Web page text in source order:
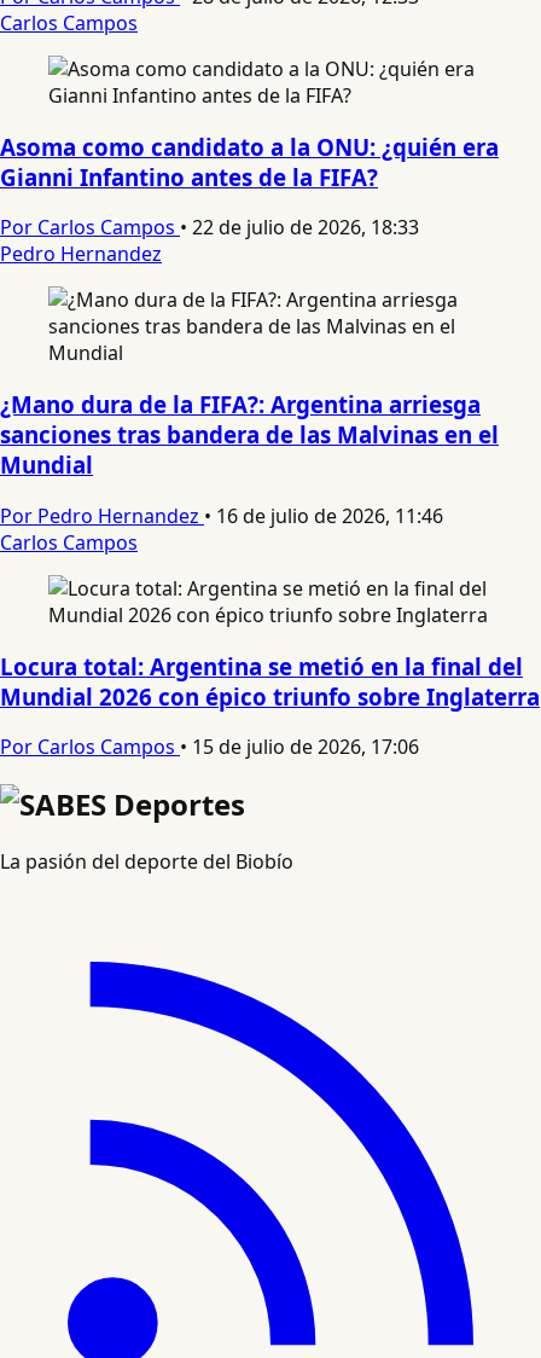
Carlos Campos
Asoma como candidato a la ONU: ¿quién era
Gianni Infantino antes de la FIFA?
Por Carlos Campos • 22 de julio de 2026, 18:33
Pedro Hernandez
¿Mano dura de la FIFA?: Argentina arriesga
sanciones tras bandera de las Malvinas en el
Mundial
Por Pedro Hernandez • 16 de julio de 2026, 11:46
Carlos Campos
Locura total: Argentina se metió en la final del
Mundial 2026 con épico triunfo sobre Inglaterra
Por Carlos Campos • 15 de julio de 2026, 17:06
La pasión del deporte del Biobío